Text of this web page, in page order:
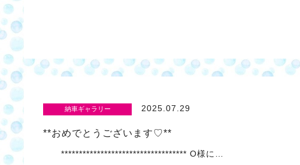
納車ギャラリー 2025.07.29
**おめでとうございます♡**
*********************************** O様に…